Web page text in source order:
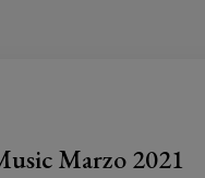
Marzo 2021